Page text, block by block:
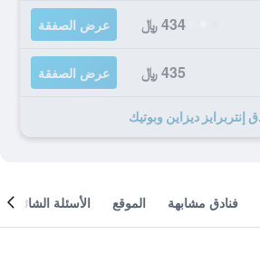
434 ﷼ عرض الصفقة
435 ﷼ عرض الصفقة
فنادق مشابهة الموقع الأسئلة الشائعة